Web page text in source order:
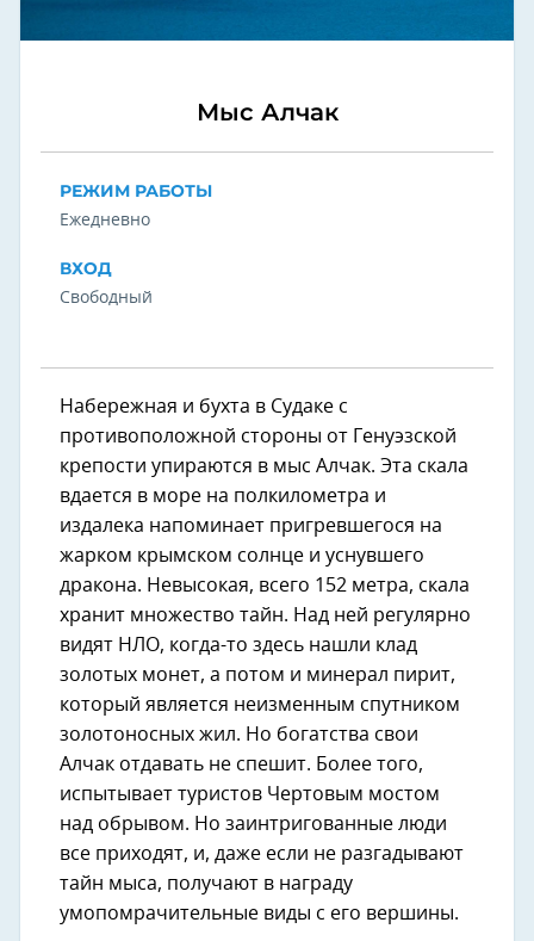
Мыс Алчак
РЕЖИМ РАБОТЫ
Ежедневно
ВХОД
Свободный
Набережная и бухта в Судаке с
противоположной стороны от Генуэзской
крепости упираются в мыс Алчак. Эта скала
вдается в море на полкилометра и
издалека напоминает пригревшегося на
жарком крымском солнце и уснувшего
дракона. Невысокая, всего 152 метра, скала
хранит множество тайн. Над ней регулярно
видят НЛО, когда-то здесь нашли клад
золотых монет, а потом и минерал пирит,
который является неизменным спутником
золотоносных жил. Но богатства свои
Алчак отдавать не спешит. Более того,
испытывает туристов Чертовым мостом
над обрывом. Но заинтригованные люди
все приходят, и, даже если не разгадывают
тайн мыса, получают в награду
умопомрачительные виды с его вершины.